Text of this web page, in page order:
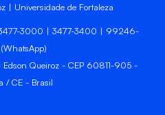
| Universidade de Fortaleza
3477-3000 | 3477-3400 | 99246-
Edson Queiroz - CEP 60811-905 -
/ CE - Brasil